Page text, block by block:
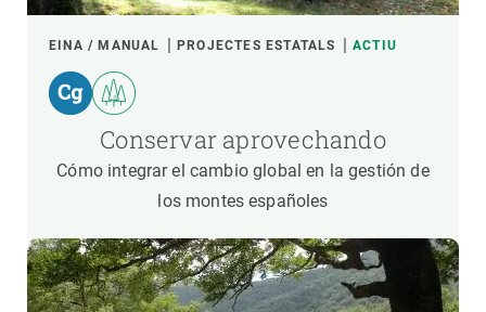
EINA / MANUAL PROJECTES ESTATALS ACTIU
Conservar aprovechando
Cómo integrar el cambio global en la gestión de
los montes españoles